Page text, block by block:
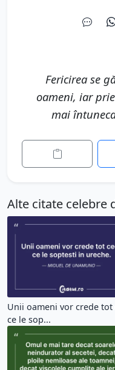
Fericirea se
oameni, iar
mai
Alte citate celebre
Unii oameni vor crede tot
ce le sop...